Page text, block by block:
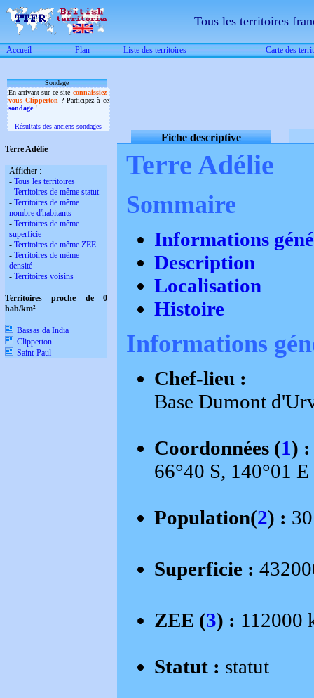
Tous les territoires
Accueil Plan Liste des territoires Carte des
Sondage
En arrivant sur ce site connaissiez-
vous Clipperton ? Participez à ce
sondage!
Résultats des anciens sondages
Terre Adélie
Afficher :
-Tous les territoires
-Territoires de même statut
-Territoires de même
nombre d'habitants
-Territoires de même
superficie
-Territoires de même ZEE
-Territoires de même
densité
-Territoires voisins
Territoires proche de 0
hab/km²
Bassas da India
Clipperton
Saint-Paul
Fiche descriptive
Terre Adélie
Sommaire
Informations
Description
Localisation
Histoire
Informations
Chef-lieu :
Base Dumont
Coordonnées (1) :
66°40 S, 140°01 E
Population(2) :
Superficie :
ZEE (3) : 112000
Statut : statut